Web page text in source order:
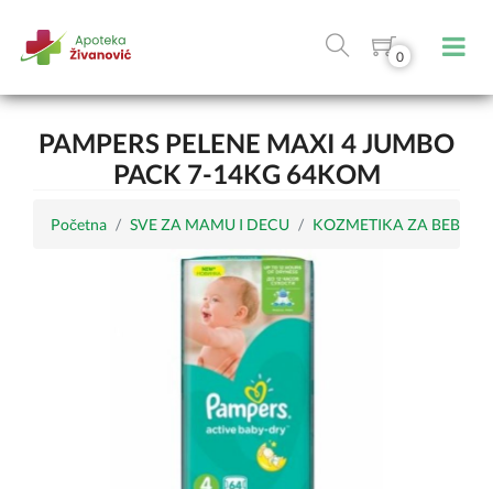
0
PAMPERS PELENE MAXI 4 JUMBO
PACK 7-14KG 64KOM
Početna SVE ZA MAMU I DECU KOZMETIKA ZA BEBE I